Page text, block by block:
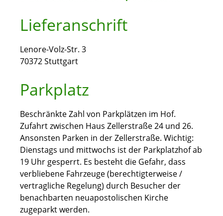
Lieferanschrift
Lenore-Volz-Str. 3
70372Stuttgart
Parkplatz
Beschränkte Zahl von Parkplätzen im Hof.
Zufahrt zwischen Haus Zellerstraße 24 und 26.
Ansonsten Parken in der Zellerstraße. Wichtig:
Dienstags und mittwochs ist der Parkplatzhof ab
19 Uhr gesperrt. Es besteht die Gefahr, dass
verbliebene Fahrzeuge (berechtigterweise /
vertragliche Regelung) durch Besucher der
benachbarten neuapostolischen Kirche
zugeparkt werden.